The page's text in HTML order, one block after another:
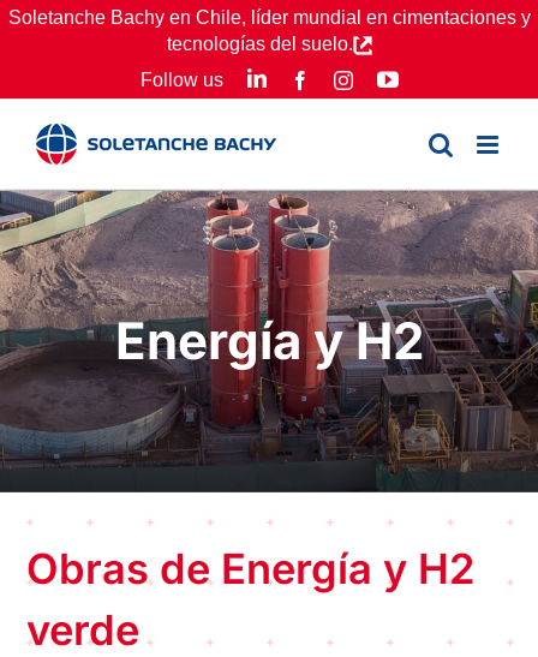
Skip
Soletanche Bachy en Chile, líder mundial en cimentaciones y
tecnologías del suelo.
Follow us
LinkedInFacebookInstagramYouTube
Energía y H2
Obras de Energía y H2
verde